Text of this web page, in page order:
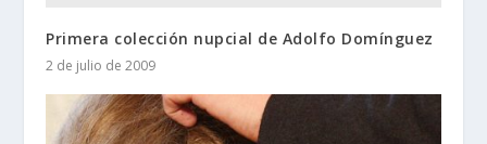
Primera colección nupcial de Adolfo Domínguez
2 de julio de 2009